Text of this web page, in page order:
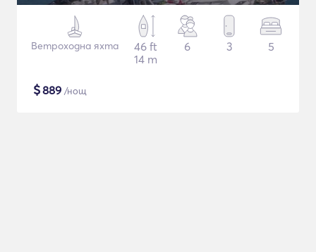
Ветроходна яхта
46 ft
14 m
6 3 5
$889 /нощ